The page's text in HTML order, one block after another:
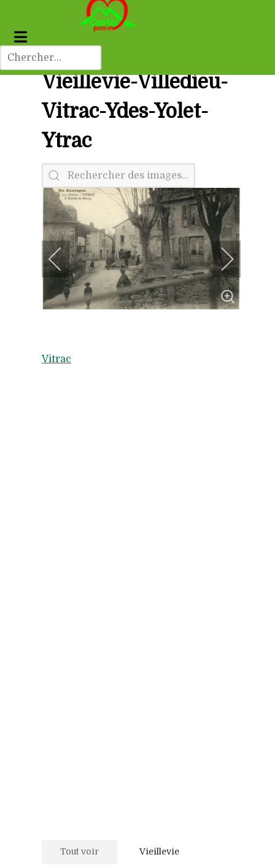
Vieillevie-Villedieu-
Vitrac-Ydes-Yolet-
Ytrac
Vitrac
Tout voir Vieillevie